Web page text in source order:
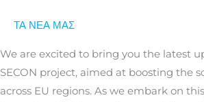
ΤΑ ΝΕΑ ΜΑΣ
We are excited to bring you the latest
SECON project, aimed at boosting the
across EU regions. As we embark on